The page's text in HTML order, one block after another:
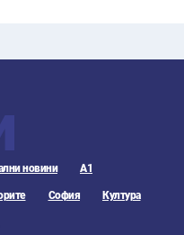
новини А1
София Култура